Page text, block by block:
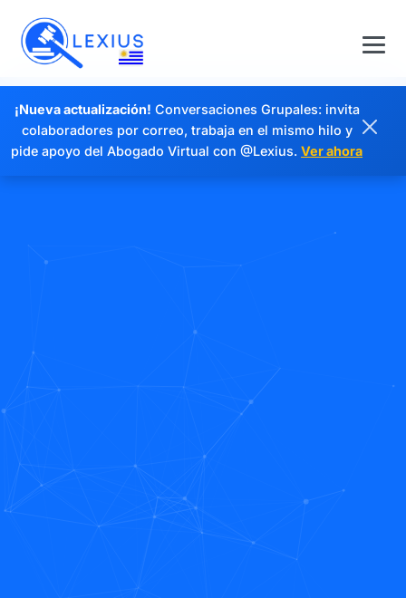
¡Nueva actualización! Conversaciones Grupales: invita
colaboradores por correo, trabaja en el mismo hilo y
pide apoyo del Abogado Virtual con @Lexius. Ver ahora